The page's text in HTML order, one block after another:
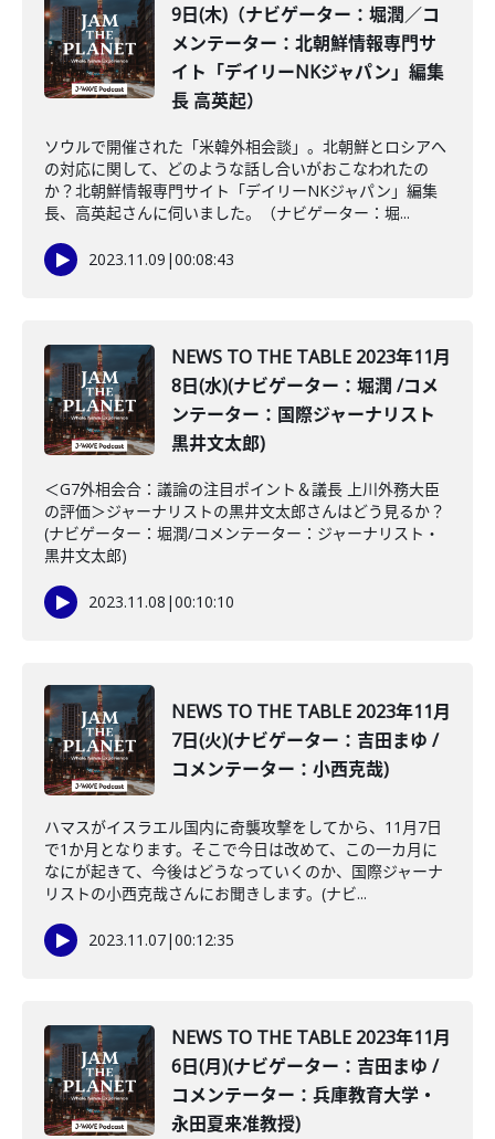
9日(木)（ナビゲーター：堀潤／コ
メンテーター：北朝鮮情報専門サ
イト「デイリーNKジャパン」編集
長 高英起）
ソウルで開催された「米韓外相会談」。北朝鮮とロシアへ
の対応に関して、どのような話し合いがおこなわれたの
か？北朝鮮情報専門サイト「デイリーNKジャパン」編集
長、高英起さんに伺いました。（ナビゲーター：堀...
2023.11.09 |00:08:43
NEWS TO THE TABLE 2023年11月
8日(水)(ナビゲーター：堀潤 /コメ
ンテーター：国際ジャーナリスト
黒井文太郎)
＜G7外相会合：議論の注目ポイント＆議長 上川外務大臣
の評価＞ジャーナリストの黒井文太郎さんはどう見るか？
(ナビゲーター：堀潤/コメンテーター：ジャーナリスト・
黒井文太郎)
2023.11.08 |00:10:10
NEWS TO THE TABLE 2023年11月
7日(火)(ナビゲーター：吉田まゆ /
コメンテーター：小西克哉)
ハマスがイスラエル国内に奇襲攻撃をしてから、11月7日
で1か月となります。そこで今日は改めて、この一カ月に
なにが起きて、今後はどうなっていくのか、国際ジャーナ
リストの小西克哉さんにお聞きします。(ナビ...
2023.11.07|00:12:35
NEWS TO THE TABLE 2023年11月
6日(月)(ナビゲーター：吉田まゆ /
コメンテーター：兵庫教育大学・
永田夏来准教授)